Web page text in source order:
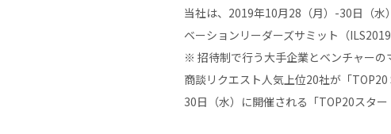
当社は、2019年10月28（月）-30日（水
ベーションリーダーズサミット（
※ 招待制で行う大手企業とベンチャー
商談リクエスト人気上位20社が「TOP20
30日（水）に開催される「TOP20スタ